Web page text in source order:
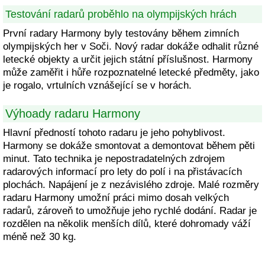
Testování radarů proběhlo na olympijských hrách
První radary Harmony byly testovány během zimních
olympijských her v Soči. Nový radar dokáže odhalit různé
letecké objekty a určit jejich státní příslušnost. Harmony
může zaměřit i hůře rozpoznatelné letecké předměty, jako
je rogalo, vrtulních vznášející se v horách.
Výhoady radaru Harmony
Hlavní předností tohoto radaru je jeho pohyblivost.
Harmony se dokáže smontovat a demontovat během pěti
minut. Tato technika je nepostradatelných zdrojem
radarových informací pro lety do polí i na přistávacích
plochách. Napájení je z nezávislého zdroje. Malé rozměry
radaru Harmony umožní práci mimo dosah velkých
radarů, zároveň to umožňuje jeho rychlé dodání. Radar je
rozdělen na několik menších dílů, které dohromady váží
méně než 30 kg.